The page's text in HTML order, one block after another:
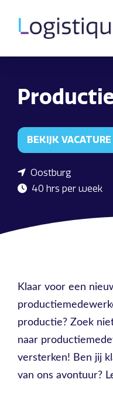
BEKIJK VACATURE
Oostburg
40 hrs per week
Klaar voor een
productie? Zoek
naar
versterken! Ben jij
van ons avontuur?